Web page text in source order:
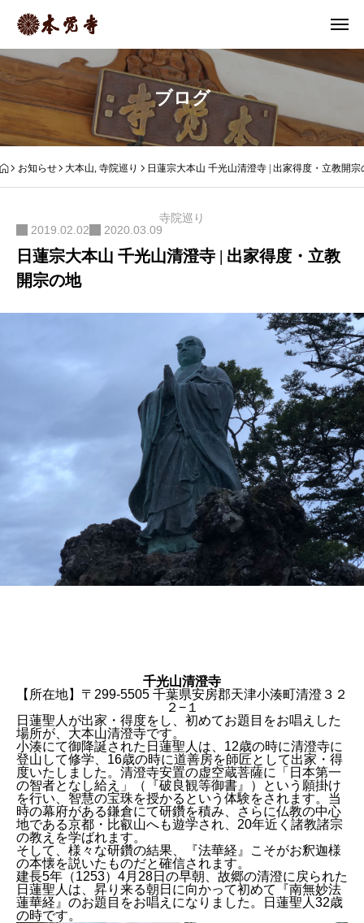
ブログ
お知らせ 大本山,寺院巡り 日蓮宗大本山 千光山清澄寺 | 出家得度・立教開宗
寺院巡り
2019.02.02 2020.03.09
日蓮宗大本山 千光山清澄寺 | 出家得度・立教
開宗の地
千光山清澄寺
【所在地】〒299-5505 千葉県安房郡天津小湊町清澄３２
２−１
日蓮聖人が出家・得度をし、初めてお題目をお唱えした
場所が、大本山清澄寺です。
小湊にて御降誕された日蓮聖人は、12歳の時に清澄寺に
登山して修学、16歳の時に道善房を師匠として出家・得
度いたしました。清澄寺安置の虚空蔵菩薩に「日本第一
の智者となし給え」（『破良観等御書』）という願掛け
を行い、智慧の宝珠を授かるという体験をされます。当
時の幕府がある鎌倉にて研鑽を積み、さらに仏教の中心
地である京都・比叡山へも遊学され、20年近く諸教諸宗
の教えを学ばれます。
そして、様々な研鑽の結果、『法華経』こそがお釈迦様
の本懐を説いたものだと確信されます。
建長5年（1253）4月28日の早朝、故郷の清澄に戻られた
日蓮聖人は、昇り来る朝日に向かって初めて『南無妙法
蓮華経』のお題目をお唱えになりました。日蓮聖人32歳
の時です。